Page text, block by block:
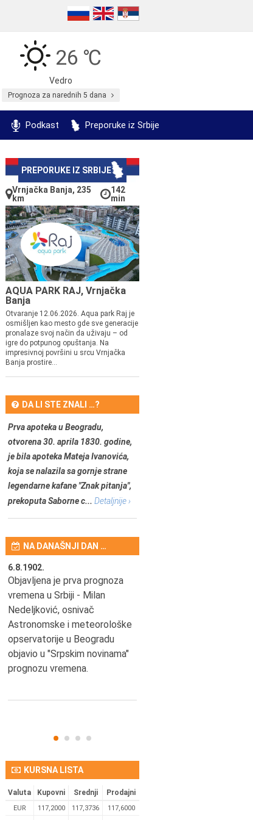
26 ℃
Vedro
Prognoza za narednih 5 dana
Podkast Preporuke iz Srbije
PREPORUKE IZ SRBIJE
Vrnjačka Banja, 235
km
142
min
AQUA PARK RAJ, Vrnjačka
Banja
Otvaranje 12.06.2026. Aqua park Raj je
osmišljen kao mesto gde sve generacije
pronalaze svoj način da uživaju – od
igre do potpunog opuštanja. Na
impresivnoj površini u srcu Vrnjačka
Banja prostire...
DA LI STE ZNALI …?
Prva apoteka u Beogradu,
otvorena 30. aprila 1830. godine,
je bila apoteka Mateja Ivanovića,
koja se nalazila sa gornje strane
legendarne kafane "Znak pitanja",
prekoputa Saborne c... Detaljnije ›
NA DANAŠNJI DAN …
6.8.1902.
Objavljena je prva prognoza
vremena u Srbiji - Milan
Nedeljković, osnivač
Astronomske i meteorološke
opservatorije u Beogradu
objavio u "Srpskim novinama"
prognozu vremena.
KURSNA LISTA
Valuta Kupovni Srednji Prodajni
EUR 117,2000 117,3736
117,6000